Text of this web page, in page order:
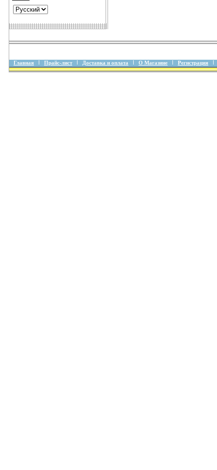
Главная Прайс-лист Доставка и оплата О Магазине Регистрация